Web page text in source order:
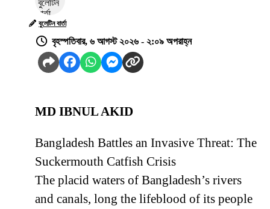
বুলেটিন বার্তা
বৃহস্পতিবার, ৬ আগস্ট ২০২৬ - ২:০৯ অপরাহ্ন
MD IBNUL AKID
Bangladesh Battles an Invasive Threat: The
Suckermouth Catfish Crisis
The placid waters of Bangladesh’s rivers
and canals, long the lifeblood of its people